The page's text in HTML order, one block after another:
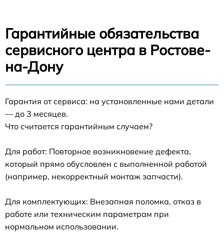
Гарантийные обязательства
сервисного центра в Ростове-
на-Дону
Гарантия от сервиса: на установленные нами детали
— до 3 месяцев.
Что считается гарантийным случаем?
Для работ: Повторное возникновение дефекта,
который прямо обусловлен с выполненной работой
(например, некорректный монтаж запчасти).
Для комплектующих: Внезапная поломка, отказ в
работе или техническим параметрам при
нормальном использовании.